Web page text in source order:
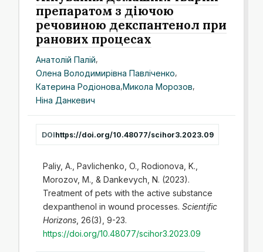
препаратом з діючою
речовиною декспантенол при
ранових процесах
Анатолій Палій,
Олена Володимирівна Павліченко,
Катерина Родіонова,Микола Морозов,
Ніна Данкевич
DOIhttps://doi.org/10.48077/scihor3.2023.09
Paliy, A., Pavlichenko, O., Rodionova, K.,
Morozov, M., & Dankevych, N. (2023).
Treatment of pets with the active substance
dexpanthenol in wound processes. Scientific
Horizons, 26(3), 9-23.
https://doi.org/10.48077/scihor3.2023.09